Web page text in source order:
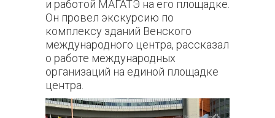
и работой МАГАТЭ на его площадке.
Он провел экскурсию по
комплексу зданий Венского
международного центра, рассказал
о работе международных
организаций на единой площадке
центра.